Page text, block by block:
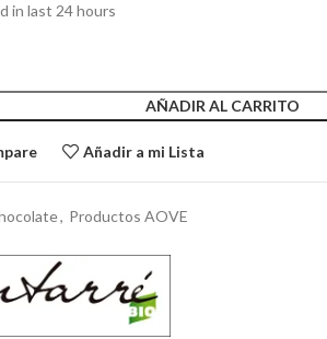
in last 24 hours
AÑADIR AL CARRITO
Añadir a mi Lista
, Productos AOVE